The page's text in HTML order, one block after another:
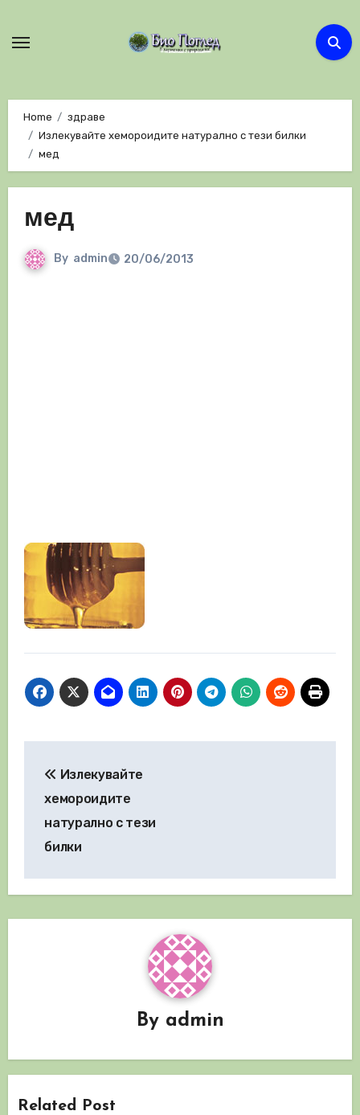
Home
здраве
Излекувайте хемороидите натурално с тези билки
мед
мед
By admin 20/06/2013
Излекувайте
хемороидите
натурално с тези
билки
By admin
Related Post